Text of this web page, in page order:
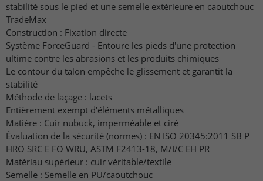
stabilité sous le pied et une semelle extérieure en caoutchouc
TradeMax
Construction : Fixation directe
Système ForceGuard - Entoure les pieds d'une protection
ultime contre les abrasions et les produits chimiques
Le contour du talon empêche le glissement et garantit la
stabilité
Méthode de laçage : lacets
Entièrement exempt d'éléments métalliques
Matière : Cuir nubuck, imperméable et ciré
Évaluation de la sécurité (normes) : EN ISO 20345:2011 SB P
HRO SRC E FO WRU, ASTM F2413-18, M/I/C EH PR
Matériau supérieur : cuir véritable/textile
Semelle : Semelle en PU/caoutchouc